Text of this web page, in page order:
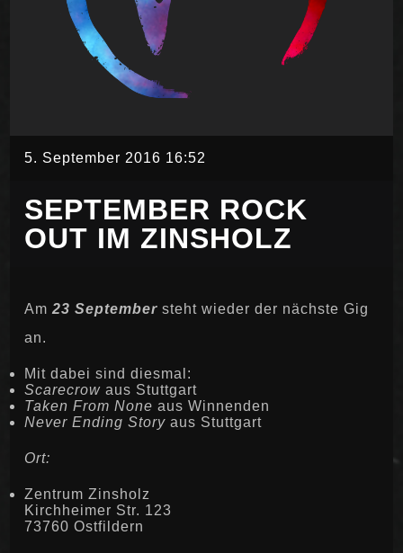
5. September 2016 16:52
SEPTEMBER ROCK
OUT IM ZINSHOLZ
Am 23 September steht wieder der nächste Gig
an.
Mit dabei sind diesmal:
Scarecrowaus Stuttgart
Taken From None aus Winnenden
Never Ending Storyaus Stuttgart
Ort:
Zentrum Zinsholz
Kirchheimer Str. 123
73760 Ostfildern